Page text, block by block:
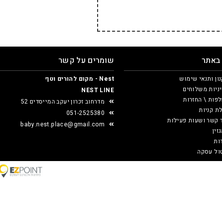
באתר
ותנאי שימוש
משלוחים
\ החזרות
קניות
קשר ושעות פעילות
עסקה
שומרים על קשר
Nest - מקום להורים וטף
NEST LINE
מדרחוב זכרון יעקב המייסדים 52
051-2525380
baby.nest.place@gmail.com